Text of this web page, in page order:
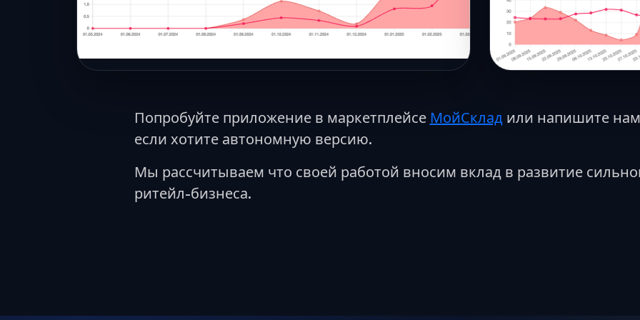
Попробуйте приложение в маркетплейсе МойСкладили напишите
если хотите автономную версию.
Мы рассчитываем что своей работой вносим вклад в развитие
ритейл-бизнеса.